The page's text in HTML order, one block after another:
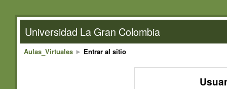
Universidad La Gran Colombia
Aulas_Virtuales ► Entrar al sitio